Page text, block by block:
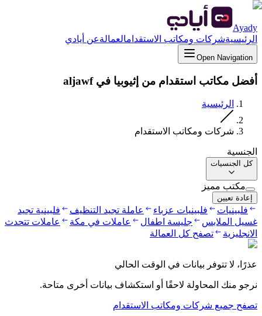
Ayady
الرئيسيةشركات ومكاتب الاستقدامالعمالةعن أيادي
Open Navigation
أفضل مكاتب استقدام من إثيوبيا في aljawf
الرئيسية
شركات ومكاتب الاستقدام
الجنسية
كل الجنسيات
مكتب مميز
إعادة تعيين
فلبينيات فلبينيات عزباء عاملة تجيد التنظيف
فلبينية تجيد
غسيل الملابس
جليسة اطفال عاملات في مكة
عاملات تتحدث
الانجليزية
تصفح كل العمالة
عذرًا، لا تتوفر بيانات في الوقت الحالي
نرجو منك المحاولة لاحقًا أو استكشاف بيانات أخرى متاحة.
تصفح جميع شركات ومكاتب الاستقدام